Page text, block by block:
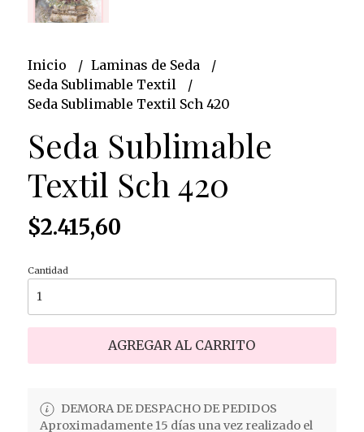
Inicio
Laminas de Seda
Seda Sublimable Textil
Seda Sublimable Textil Sch 420
Seda Sublimable
Textil Sch 420
$2.415,60
Cantidad
AGREGAR AL CARRITO
DEMORA DE DESPACHO DE PEDIDOS
Aproximadamente 15 días una vez realizado el